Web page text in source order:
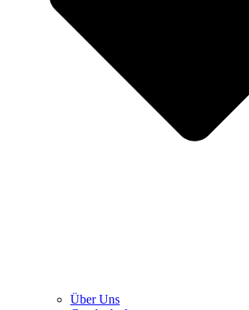
Über Uns